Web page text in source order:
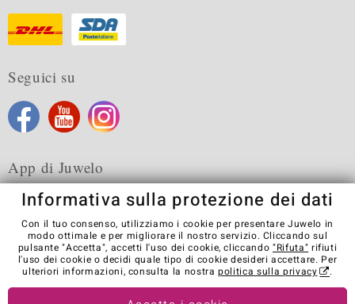
Seguici su
App di Juwelo
Condizioni generali di vendita Informativa Privacy
Cookies
Note legali
Contatti
Recedere dal contratto
Visit our stores in other countries:
Informativa sulla protezione dei dati
Con il tuo consenso, utilizziamo i cookie per presentare Juwelo in
modo ottimale e per migliorare il nostro servizio. Cliccando sul
pulsante "Accetta", accetti l'uso dei cookie, cliccando "Rifuta" rifiuti
l'uso dei cookie o decidi quale tipo di cookie desideri accettare. Per
ulteriori informazioni, consulta la nostrapolitica sulla privacy .